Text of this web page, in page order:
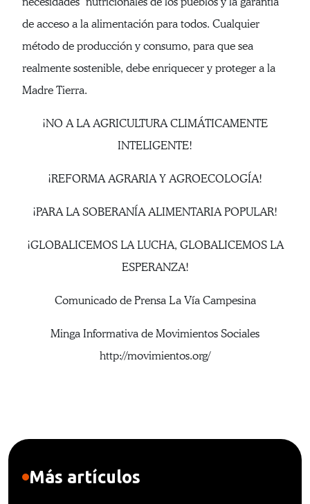
de acceso a la alimentación para todos. Cualquier
método de producción y consumo, para que sea
realmente sostenible, debe enriquecer y proteger a la
Madre Tierra.
¡NO A LA AGRICULTURA CLIMÁTICAMENTE
INTELIGENTE!
¡REFORMA AGRARIA Y AGROECOLOGÍA!
¡PARA LA SOBERANÍA ALIMENTARIA POPULAR!
¡GLOBALICEMOS LA LUCHA, GLOBALICEMOS LA
ESPERANZA!
Comunicado de Prensa La Vía Campesina
Minga Informativa de Movimientos Sociales
http://movimientos.org/
Más artículos